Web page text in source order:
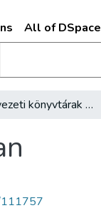
All of DSpace
Szakszervezeti könyvtárak a vasiparban
111757